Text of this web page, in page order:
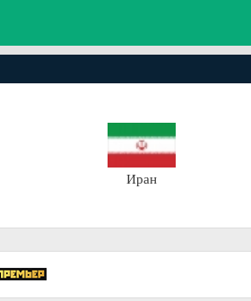
Иран